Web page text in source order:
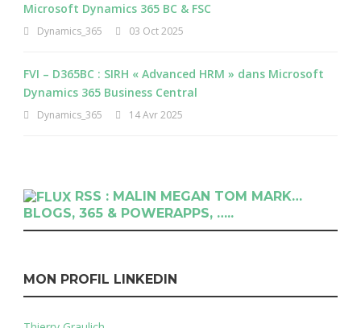
Microsoft Dynamics 365 BC & FSC
Dynamics_365 03 Oct 2025
FVI – D365BC : SIRH « Advanced HRM » dans Microsoft
Dynamics 365 Business Central
Dynamics_365 14 Avr 2025
RSS : MALIN MEGAN TOM MARK…
BLOGS, 365 & POWERAPPS, …..
MON PROFIL LINKEDIN